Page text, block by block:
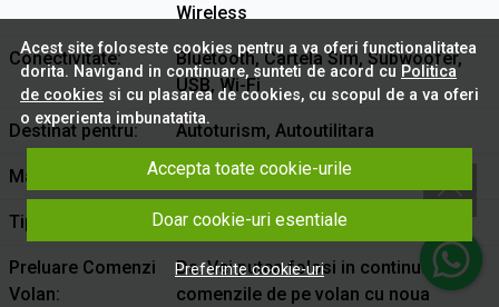
Wireless
Conectivitate
Bluetooth, Cartela Sim, Subwoofer,
USB, Wi-Fi
Destinat pentru Autoturism, Autoutilitara
Marca Jeep
Tip Montare In bord
Preluare Comenzi
Volan
Da. Vei putea folosi in continuare
comenzile de pe volan cu noua
Acest site foloseste cookies pentru a va oferi functionalitatea
dorita. Navigand in continuare, sunteti de acord cu Politica
de cookies si cu plasarea de cookies, cu scopul de a va oferi
o experienta imbunatatita.
Accepta toate cookie-urile
Doar cookie-uri esentiale
Preferinte cookie-uri